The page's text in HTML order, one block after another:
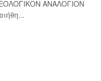
ΑΝΑΛΟΓΙΟΝ